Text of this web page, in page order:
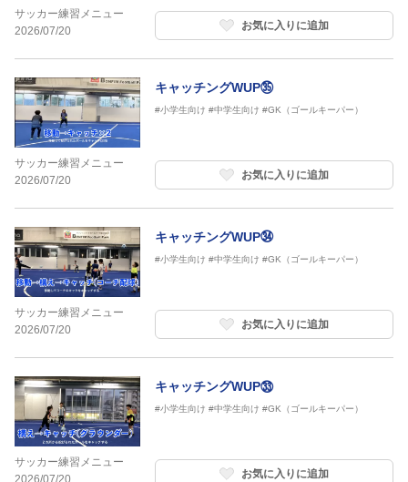
サッカー練習メニュー
2026/07/20
お気に入りに追加
サッカー練習メニュー
2026/07/20
キャッチングWUP㉟
#小学生向け #中学生向け #GK（ゴールキーパー）
お気に入りに追加
サッカー練習メニュー
2026/07/20
キャッチングWUP㉞
#小学生向け #中学生向け #GK（ゴールキーパー）
お気に入りに追加
サッカー練習メニュー
2026/07/20
キャッチングWUP㉝
#小学生向け #中学生向け #GK（ゴールキーパー）
お気に入りに追加